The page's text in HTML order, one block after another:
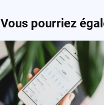
Vous pourriez